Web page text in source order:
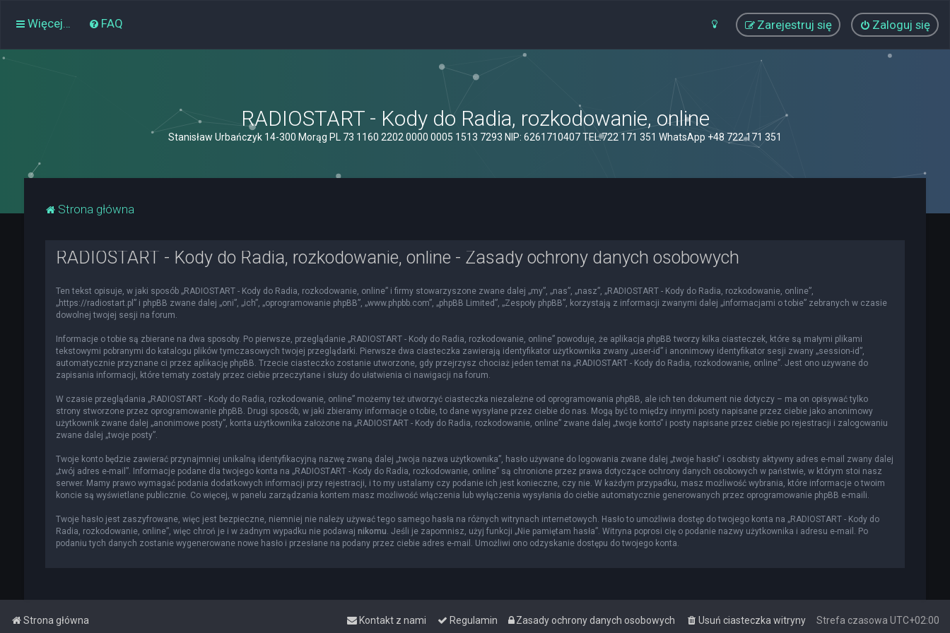
Więcej… FAQ Zaloguj się
Zarejestruj się
RADIOSTART - Kody do Radia, rozkodowanie, online
Stanisław Urbańczyk 14-300 Morąg PL 73 1160 2202 0000 0005 1513 7293 NIP: 6261710407 TEL.722 171 351 WhatsApp +48 722 171 351
Strona główna
RADIOSTART - Kody do Radia, rozkodowanie, online - Zasady ochrony danych osobowych
Ten tekst opisuje, w jaki sposób „RADIOSTART - Kody do Radia, rozkodowanie, online” i firmy stowarzyszone zwane dalej „my”, „nas”, „nasz”, „RADIOSTART - Kody do Radia, rozkodowanie, online”,
„https://radiostart.pl” i phpBB zwane dalej „oni”, „ich”, „oprogramowanie phpBB”, „www.phpbb.com”, „phpBB Limited”, „Zespoły phpBB”, korzystają z informacji zwanymi dalej „informacjami o tobie” zebranych w czasie
dowolnej twojej sesji na forum.
Informacje o tobie są zbierane na dwa sposoby. Po pierwsze, przeglądanie „RADIOSTART - Kody do Radia, rozkodowanie, online” powoduje, że aplikacja phpBB tworzy kilka ciasteczek, które są małymi plikami
tekstowymi pobranymi do katalogu plików tymczasowych twojej przeglądarki. Pierwsze dwa ciasteczka zawierają identyfikator użytkownika zwany „user-id” i anonimowy identyfikator sesji zwany „session-id”,
automatycznie przyznane ci przez aplikację phpBB. Trzecie ciasteczko zostanie utworzone, gdy przejrzysz chociaż jeden temat na „RADIOSTART - Kody do Radia, rozkodowanie, online”. Jest ono używane do
zapisania informacji, które tematy zostały przez ciebie przeczytane i służy do ułatwienia ci nawigacji na forum.
W czasie przeglądania „RADIOSTART - Kody do Radia, rozkodowanie, online” możemy też utworzyć ciasteczka niezależne od oprogramowania phpBB, ale ich ten dokument nie dotyczy – ma on opisywać tylko
strony stworzone przez oprogramowanie phpBB. Drugi sposób, w jaki zbieramy informacje o tobie, to dane wysyłane przez ciebie do nas. Mogą być to między innymi posty napisane przez ciebie jako anonimowy
użytkownik zwane dalej „anonimowe posty”, konta użytkownika założone na „RADIOSTART - Kody do Radia, rozkodowanie, online” zwane dalej „twoje konto” i posty napisane przez ciebie po rejestracji i zalogowaniu
zwane dalej „twoje posty”.
Twoje konto będzie zawierać przynajmniej unikalną identyfikacyjną nazwę zwaną dalej „twoja nazwa użytkownika”, hasło używane do logowania zwane dalej „twoje hasło” i osobisty aktywny adres e-mail zwany dalej
„twój adres e-mail”. Informacje podane dla twojego konta na „RADIOSTART - Kody do Radia, rozkodowanie, online” są chronione przez prawa dotyczące ochrony danych osobowych w państwie, w którym stoi nasz
serwer. Mamy prawo wymagać podania dodatkowych informacji przy rejestracji, i to my ustalamy czy podanie ich jest konieczne, czy nie. W każdym przypadku, masz możliwość wybrania, które informacje o twoim
koncie są wyświetlane publicznie. Co więcej, w panelu zarządzania kontem masz możliwość włączenia lub wyłączenia wysyłania do ciebie automatycznie generowanych przez oprogramowanie phpBB e-maili.
Twoje hasło jest zaszyfrowane, więc jest bezpieczne, niemniej nie należy używać tego samego hasła na różnych witrynach internetowych. Hasło to umożliwia dostęp do twojego konta na „RADIOSTART - Kody do
Radia, rozkodowanie, online”, więc chroń je i w żadnym wypadku nie podawaj nikomu. Jeśli je zapomnisz, użyj funkcji „Nie pamiętam hasła”. Witryna poprosi cię o podanie nazwy użytkownika i adresu e-mail. Po
podaniu tych danych zostanie wygenerowane nowe hasło i przesłane na podany przez ciebie adres e-mail. Umożliwi ono odzyskanie dostępu do twojego konta.
Strona główna Strefa czasowa UTC+02:00
Usuń ciasteczka witryny
Zasady ochrony danych osobowych
Regulamin
Kontakt z nami